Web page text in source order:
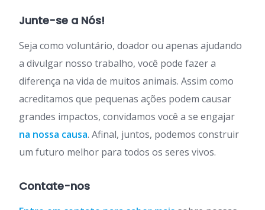
Junte-se a Nós!
Seja como voluntário, doador ou apenas ajudando
a divulgar nosso trabalho, você pode fazer a
diferença na vida de muitos animais. Assim como
acreditamos que pequenas ações podem causar
grandes impactos, convidamos você a se engajar
na nossa causa. Afinal, juntos, podemos construir
um futuro melhor para todos os seres vivos.
Contate-nos